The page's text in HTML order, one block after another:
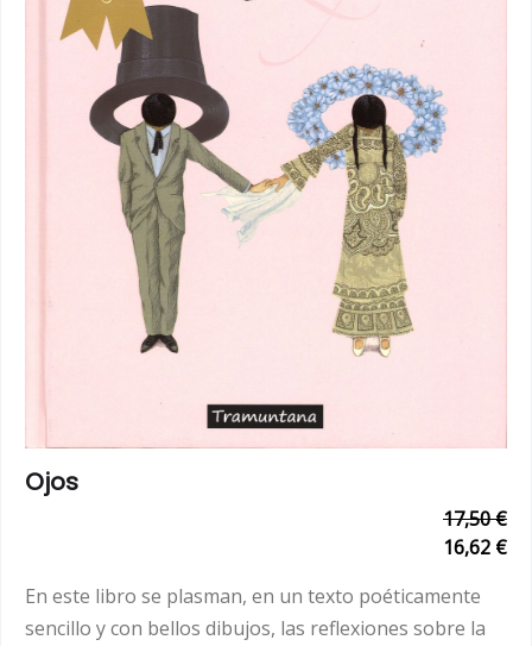
Ojos
17,50 €
16,62 €
En este libro se plasman, en un texto poéticamente
sencillo y con bellos dibujos, las reflexiones sobre la